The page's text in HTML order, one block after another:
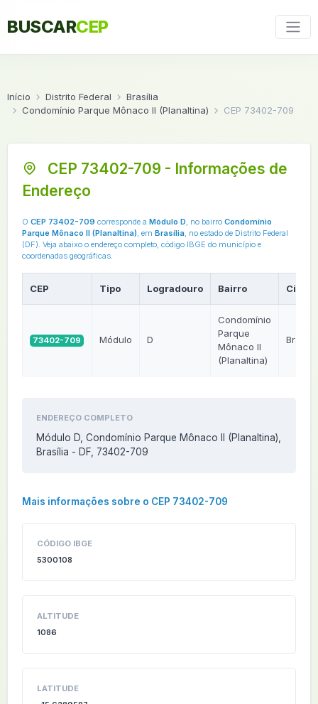
BUSCARCEP
Início Distrito Federal
Brasília
Condomínio Parque Mônaco II (Planaltina)
CEP 73402-709
CEP 73402-709 - Informações de
Endereço
O CEP 73402-709 corresponde a Módulo D, no bairro Condomínio
Parque Mônaco II (Planaltina), em Brasília, no estado de Distrito Federal
(DF). Veja abaixo o endereço completo, código IBGE do município e
coordenadas geográficas.
CEP Tipo Logradouro Bairro
73402-709 Módulo D
Condomínio
Parque
Mônaco II
(Planaltina)
Brasília
ENDEREÇO COMPLETO
Módulo D, Condomínio Parque Mônaco II (Planaltina),
Brasília - DF, 73402-709
Mais informações sobre o CEP 73402-709
CÓDIGO IBGE
5300108
ALTITUDE
1086
LATITUDE